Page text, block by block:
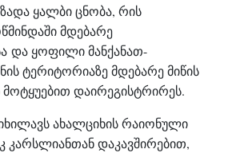
ყალბი ცნობა, რის
მდებარე
და ყოფილი მანქანათ-
ტერიტორიაზე მდებარე მიწის
მოტყუებით დაირეგისტრირეს.
ახალციხის რაიონული
კარსლიანთან დაკავშირებით,